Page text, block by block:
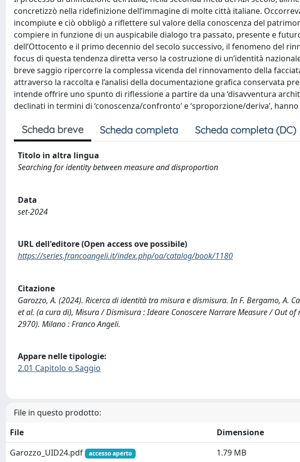
concretizzò nella ridefinizione dell’immagine di molte città italiane.
incompiute e ciò obbligò a riflettere sul valore della conoscenza del
compiere in funzione di un auspicabile dialogo tra passato, presente e
dell’Ottocento e il primo decennio del secolo successivo, il fenomeno del
focus di questa tendenza diretta verso la costruzione di un’identità
breve saggio ripercorre la complessa vicenda del rinnovamento della
attraverso la raccolta e l’analisi della documentazione grafica conservata
intende offrire uno spunto di riflessione a partire da una ‘disavventura
declinati in termini di ‘conoscenza/confronto’ e ‘sproporzione/deriva’,
Scheda breve Scheda completa Scheda completa (DC)
Titolo in altra lingua
Searching for identity between measure and disproportion
Data
set-2024
URL dell'editore (Open access ove possibile)
https://series.francoangeli.it/index.php/oa/catalog/book/1180
Citazione
Garozzo, A. (2024). Ricerca di identità tra misura e dismisura. In F. Bergamo, A.
et al. (a cura di), Misura / Dismisura : Ideare Conoscere Narrare Measure / Out
2970). Milano : Franco Angeli.
Appare nelle tipologie:
2.01 Capitolo o Saggio
File in questo prodotto:
File
Dimensione
Garozzo_UID24.pdf
accesso aperto 1.79 MB